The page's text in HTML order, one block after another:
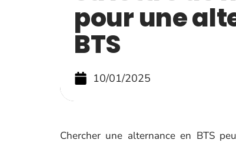
pour une
BTS
10/01/2025
Chercher une alternance en BTS